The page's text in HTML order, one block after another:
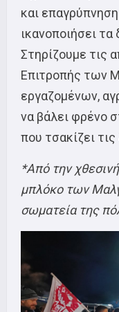
και
ικανοποιήσει
Στηρίζουμε τις
Επιτροπής των
εργαζομένων,
να βάλει φρένο
που τσακίζει
*Από την
μπλόκο των
σωματεία της